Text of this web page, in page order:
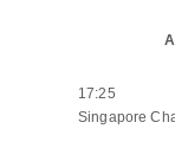
17:25
Singapore